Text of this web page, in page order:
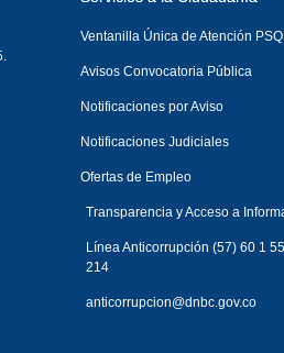
Ventanilla Única de Atención
Avisos Convocatoria Pública
Notificaciones por Aviso
Notificaciones Judiciales
Ofertas de Empleo
Transparencia y Acceso a
Línea Anticorrupción (57) 60 1
214
anticorrupcion@dnbc.gov.co